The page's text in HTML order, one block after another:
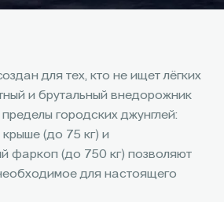
для тех, кто не ищет лёгких
и брутальный внедорожник
городских джунглей:
(до 75 кг) и
фаркоп (до 750 кг) позволяют
для настоящего